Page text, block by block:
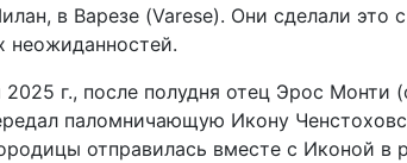
в Варезе (Varese). Они сделали
неожиданностей.
2025 г., после полудня отец Эрос
паломничающую Икону
отправилась вместе с Иконой в